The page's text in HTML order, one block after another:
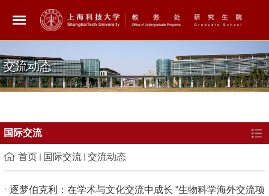
交流动态
国际交流
首页 国际交流 交流动态
逐梦伯克利：在学术与文化交流中成长 “生物科学海外交流项